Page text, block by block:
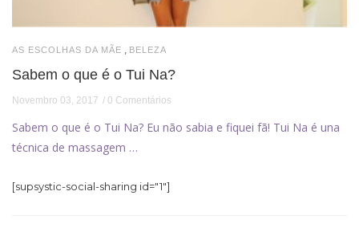
AS ESCOLHAS DA MÃE BELEZA
Sabem o que é o Tui Na?
Novembro 03, 2017 0 Comentários
Sabem o que é o Tui Na? Eu não sabia e fiquei fã! Tui Na é una
técnica de massagem …
[supsystic-social-sharing id="1"]